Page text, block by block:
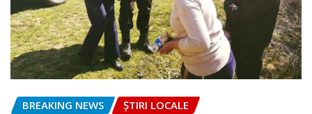
BREAKING NEWS ȘTIRI LOCALE